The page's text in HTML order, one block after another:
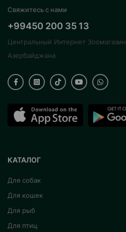
Свяжитесь с нами
+99450 200 35 13
Центральный Интернет Зоомагазин
Азербайджана
КАТАЛОГ
Для собак
Для кошек
Для рыб
Для птиц